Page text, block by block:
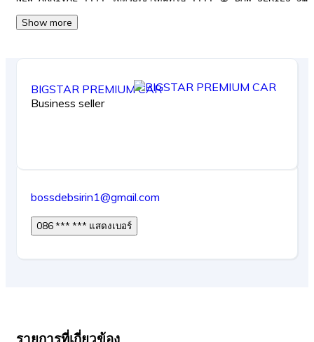
Show more
BIGSTAR PREMIUM CAR
Business seller
bossdebsirin1@gmail.com
086 *** *** แสดงเบอร์
รายการที่เกี่ยวข้อง